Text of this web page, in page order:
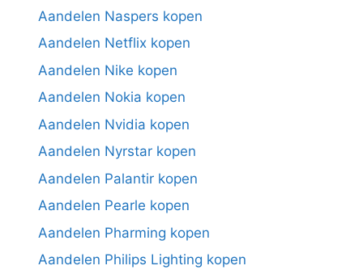
Aandelen Naspers kopen
Aandelen Netflix kopen
Aandelen Nike kopen
Aandelen Nokia kopen
Aandelen Nvidia kopen
Aandelen Nyrstar kopen
Aandelen Palantir kopen
Aandelen Pearle kopen
Aandelen Pharming kopen
Aandelen Philips Lighting kopen